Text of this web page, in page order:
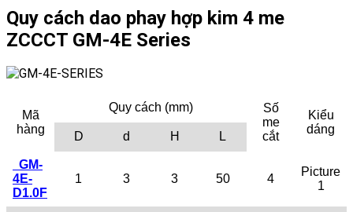
Quy cách dao phay hợp kim 4 me
ZCCCT GM-4E Series
Mã
hàng
Quy cách (mm)
Số
me
cắt
Kiểu
dáng
D d H L
GM-
4E-
D1.0F
1 3 3 50 4
Picture
1